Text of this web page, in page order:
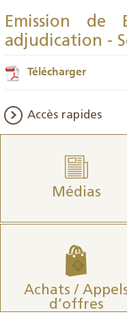
Emission de
adjudication -
Télécharger
Accès rapides
Médias
Achats /
d’offres